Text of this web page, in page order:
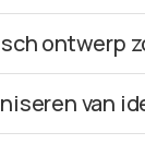
ontwerp
van